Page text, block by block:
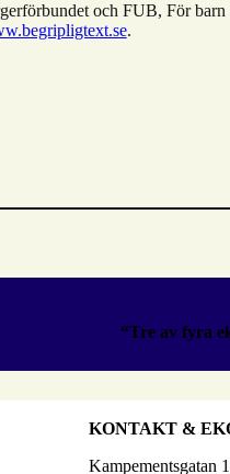
och FUB, För
.
“Tre av fyra
KONTAKT &
Kampementsgatan